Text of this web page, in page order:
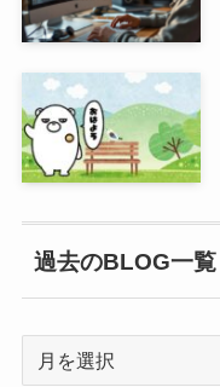
過去のBLOG一覧